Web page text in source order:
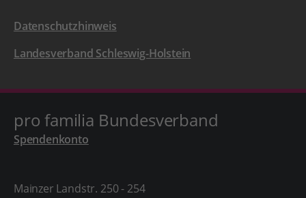
Datenschutzhinweis
Landesverband Schleswig-Holstein
pro familia Bundesverband
Spendenkonto
Mainzer Landstr. 250 - 254